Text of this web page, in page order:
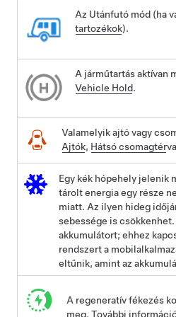
Az Utánfutó mód (ha
tartozékok).
A járműtartás aktívan
Vehicle Hold.
Valamelyik ajtó vagy
Ajtók, Hátsó csomagtér
Egy kék hópehely jelenik
tárolt energia egy része
miatt. Az ilyen hideg
sebessége is
akkumulátort; ehhez
rendszert a
eltűnik, amint az
A regeneratív fékezés
meg. További